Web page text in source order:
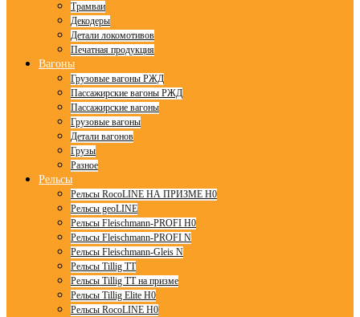
Трамваи
Декодеры
Детали локомотивов
Печатная продукция
Вагоны
Грузовые вагоны РЖД
Пассажирские вагоны РЖД
Пассажирские вагоны
Грузовые вагоны
Детали вагонов
Грузы
Разное
Рельсы
Рельсы RocoLINE НА ПРИЗМЕ H0
Рельсы geoLINE
Рельсы Fleischmann-PROFI H0
Рельсы Fleischmann-PROFI N
Рельсы Fleischmann-Gleis N
Рельсы Tillig TT
Рельсы Tillig TT на призме
Рельсы Tillig Elite H0
Рельсы RocoLINE H0